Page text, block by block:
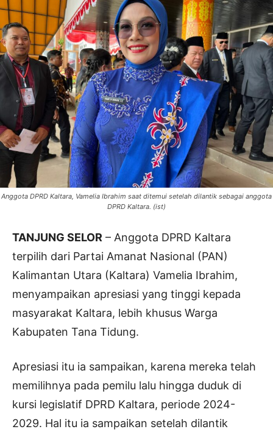
Anggota DPRD Kaltara, Vamelia Ibrahim saat ditemui setelah dilantik sebagai anggota
DPRD Kaltara. (ist)
TANJUNG SELOR – Anggota DPRD Kaltara
terpilih dari Partai Amanat Nasional (PAN)
Kalimantan Utara (Kaltara) Vamelia Ibrahim,
menyampaikan apresiasi yang tinggi kepada
masyarakat Kaltara, lebih khusus Warga
Kabupaten Tana Tidung.
Apresiasi itu ia sampaikan, karena mereka telah
memilihnya pada pemilu lalu hingga duduk di
kursi legislatif DPRD Kaltara, periode 2024-
2029. Hal itu ia sampaikan setelah dilantik